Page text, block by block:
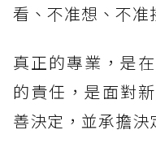
看、不准想、不准
真正的專業，是
的責任，是面對
善決定，並承擔決